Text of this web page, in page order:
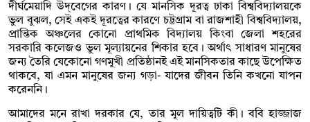
দীর্ঘমেয়াদি উদ্‌বেগের কারণ। যে মানসিক দূরত্ব ঢাকা বিশ্ববিদ্যালয়কে
ভুল বুঝল, সেই একই দূরত্বের কারণে চট্টগ্রাম বা রাজশাহী বিশ্ববিদ্যালয়,
প্রান্তিক অঞ্চলের কোনো প্রাথমিক বিদ্যালয় কিংবা জেলা শহরের
সরকারি কলেজও ভুল মূল্যায়নের শিকার হবে। অর্থাৎ সাধারণ মানুষের
জন্য তৈরি যেকোনো গণমুখী প্রতিষ্ঠানই এই মানসিকতার কাছে উপেক্ষিত
থাকবে, যা এমন মানুষের জন্য গড়া- যাদের জীবন তিনি কখনো যাপন
করেননি।
আমাদের মনে রাখা দরকার যে, তার মূল দায়িত্বটি কী। ববি হাজ্জাজ